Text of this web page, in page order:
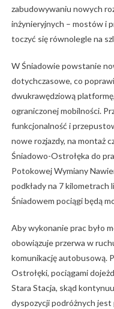
zabudowywaniu nowych
inżynieryjnych – mostów i
toczyć się równolegle na
W Śniadowie powstanie
dotychczasowe, co
dwukrawędziową
ograniczonej mobilności.
funkcjonalność i
nowe rozjazdy, na montaż
Śniadowo-Ostrołęka do
Potokowej Wymiany
podkłady na 7 kilometrach
Śniadowem pociągi będą
Aby wykonanie prac było
obowiązuje przerwa w
komunikację autobusową.
Ostrołęki, pociągami
Stara Stacja, skąd
dyspozycji podróżnych jest